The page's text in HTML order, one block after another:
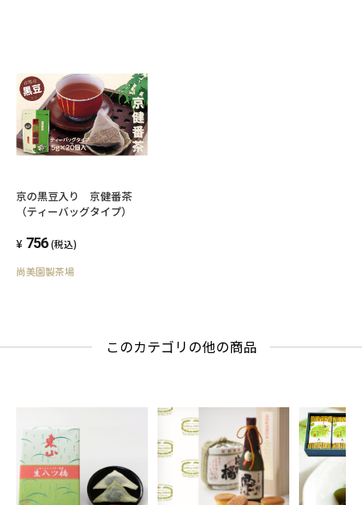
京の黒豆入り 京健番茶
（ティーバッグタイプ）
756 (税込)
尚美園製茶場
このカテゴリの他の商品